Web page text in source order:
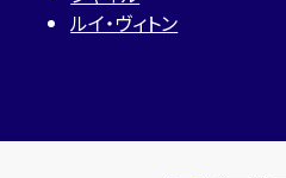
ルイ・ヴィトン